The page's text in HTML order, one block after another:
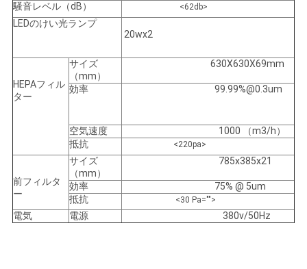
騒音レベル（dB）
<62db>
LEDのけい光ランプ
20wx2
HEPAフィル
ター
サイズ
（mm）
630X630X69mm
効率 99.99%@0.3um
空気速度
1000 （m3/h）
抵抗
<220pa>
前フィルタ
ー
サイズ
（mm）
785x385x21
効率
75% @ 5um
抵抗
<30 Pa="">
電気 電源 380v/50Hz